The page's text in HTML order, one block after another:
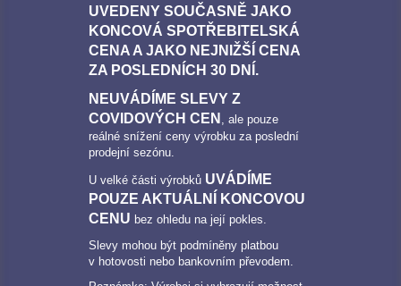
UVEDENY SOUČASNĚ JAKO
KONCOVÁ SPOTŘEBITELSKÁ
CENA A JAKO NEJNIŽŠÍ CENA
ZA POSLEDNÍCH 30 DNÍ.
NEUVÁDÍME SLEVY Z
COVIDOVÝCH CEN
, ale pouze
reálné snížení ceny výrobku za poslední
prodejní sezónu.
U velké části výrobků UVÁDÍME
POUZE AKTUÁLNÍ KONCOVOU
CENU bez ohledu na její pokles.
Slevy mohou být podmíněny platbou
v hotovosti nebo bankovním převodem.